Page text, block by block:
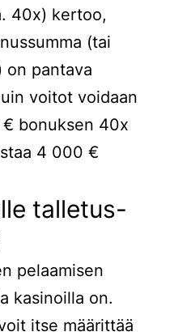
40x) kertoo,
(tai
on pantava
voitot voidaan
€ bonuksen 40x
4 000 €
talletus-
pelaamisen
kasinoilla on.
itse määrittää